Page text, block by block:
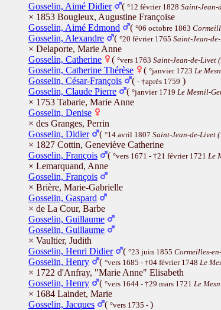
Gosselin, Aimé Didier ( °12 février 1828 Saint-Jean-
× 1853 Bougleux, Augustine Françoise
Gosselin, Aimé Edmond
( °06 octobre 1863
Gosselin, Alexandre
( °20 février 1765 Saint-Jean-
× Delaporte, Marie Anne
Gosselin, Catherine
( °vers 1763 Saint-Jean-de-Livet
Gosselin, Catherine Thérèse
( °janvier 1723 Le
Gosselin, César-François
( - †après 1759 )
Gosselin, Claude Pierre
( °janvier 1719 Le Mesnil-
× 1753 Tabarie, Marie Anne
Gosselin, Denise
× des Granges, Perrin
Gosselin, Didier
( °14 avril 1807 Saint-Jean-de-Livet
× 1827 Cottin, Geneviève Catherine
Gosselin, François
( °vers 1671 - †21 février 1721 Le
× Lemarquand, Anne
Gosselin, François
× Brière, Marie-Gabrielle
Gosselin, Gaspard
× de La Cour, Barbe
Gosselin, Guillaume
Gosselin, Guillaume
× Vaultier, Judith
Gosselin, Henri Didier
( °23 juin 1855 Cormeilles-
Gosselin, Henry
( °vers 1685 - †04 février 1748 Le
× 1722 d'Anfray, "Marie Anne" Elisabeth
Gosselin, Henry
( °vers 1644 - †29 mars 1721 Le
× 1684 Laindet, Marie
Gosselin, Jacques
( °vers 1735 - )